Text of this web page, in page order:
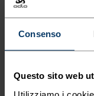
Consenso
Questo sito web
ODORI E
MENTRE
rendono questo
singolarmente
senza limiti nel